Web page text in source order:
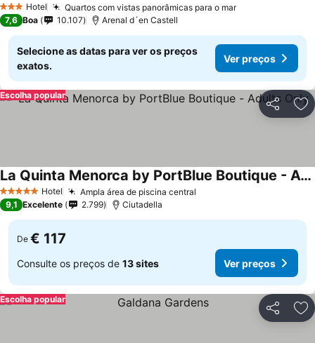
3 EstrelasHotel Quartos com vistas panorâmicas para o mar
7,6 Boa 10.107 Arenal d´en Castell
Selecione as datas para ver os preços
exatos.
Ver preços
Partilhar
Escolha popular
5 Estrelas Hotel Ampla área de piscina central
La Quinta Menorca by PortBlue Boutique - Adults Only
9,1 Excelente 2.799 Ciutadella
De € 117
Consulte os preços de 13 sites Ver preços
Partilhar
Escolha popular